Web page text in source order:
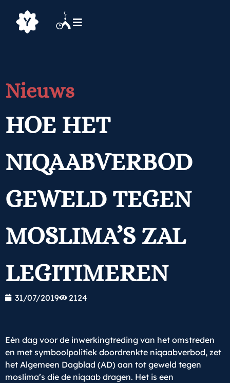
Nieuws
HOE HET
NIQAABVERBOD
GEWELD TEGEN
MOSLIMA’S ZAL
LEGITIMEREN
31/07/2019 2124
Eén dag voor de inwerkingtreding van het omstreden
en met symboolpolitiek doordrenkte niqaabverbod, zet
het Algemeen Dagblad (AD) aan tot geweld tegen
moslima’s die de niqaab dragen. Het is een